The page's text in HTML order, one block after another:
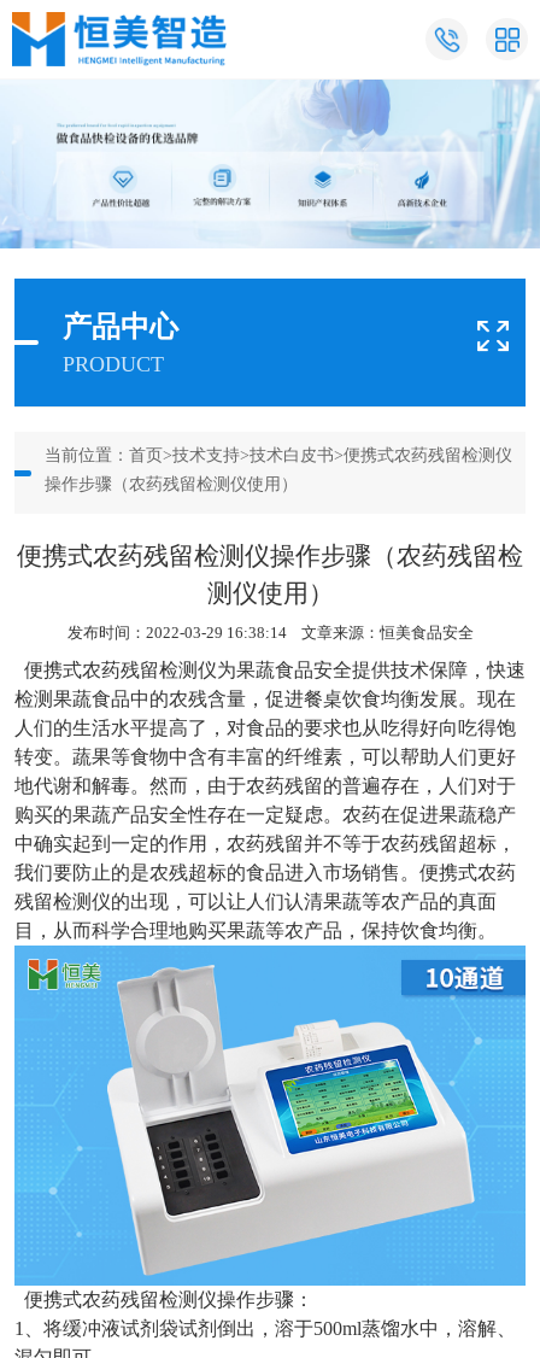
产品中心
PRODUCT
当前位置： 首页 >技术支持>技术白皮书>便携式农药残留检测仪
操作步骤（农药残留检测仪使用）
便携式农药残留检测仪操作步骤（农药残留检
测仪使用）
发布时间：2022-03-29 16:38:14 文章来源：恒美食品安全
便携式农药残留检测仪为果蔬食品安全提供技术保障，快速
检测果蔬食品中的农残含量，促进餐桌饮食均衡发展。现在
人们的生活水平提高了，对食品的要求也从吃得好向吃得饱
转变。蔬果等食物中含有丰富的纤维素，可以帮助人们更好
地代谢和解毒。然而，由于农药残留的普遍存在，人们对于
购买的果蔬产品安全性存在一定疑虑。农药在促进果蔬稳产
中确实起到一定的作用，农药残留并不等于农药残留超标，
我们要防止的是农残超标的食品进入市场销售。便携式农药
残留检测仪的出现，可以让人们认清果蔬等农产品的真面
目，从而科学合理地购买果蔬等农产品，保持饮食均衡。
便携式农药残留检测仪操作步骤：
1、将缓冲液试剂袋试剂倒出，溶于500ml蒸馏水中，溶解、